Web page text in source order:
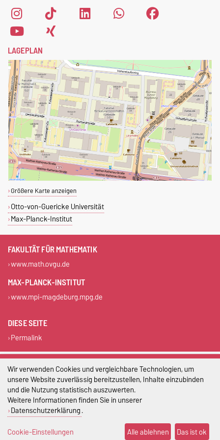
fülle einfach das
Anmeldeformular
LAGEPLAN
Größere Karte anzeigen
Otto-von-Guericke Universität
Max-Planck-Institut
FAKULTÄT FÜR MATHEMATIK
www.math.ovgu.de
MAX-PLANCK-INSTITUT
www.mpi-magdeburg.mpg.de
DIESE SEITE
Permalink
Impressum
Datenschutz
Barrierefreiheit
Cookie-Einstellungen
Wir verwenden Cookies und vergleichbare Technologien, um
unsere Website zuverlässig bereitzustellen, Inhalte einzubinden
und die Nutzung statistisch auszuwerten.
Weitere Informationen finden Sie in unserer
Datenschutzerklärung.
Cookie-Einstellungen
Alle ablehnen Das ist ok